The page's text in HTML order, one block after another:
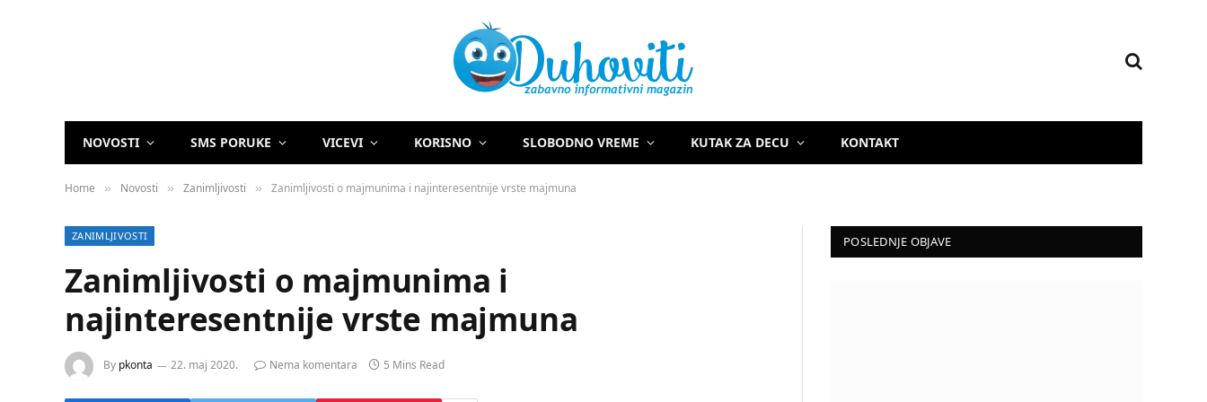
NOVOSTI SMS PORUKE VICEVI KORISNO SLOBODNO VREME KUTAK ZA DECU KONTAKT
Home » Novosti » Zanimljivosti » Zanimljivosti o majmunima i najinteresentnije vrste majmuna
ZANIMLJIVOSTI
Zanimljivosti o majmunima i
najinteresentnije vrste majmuna
By pkonta 22. maj 2020. Nema komentara 5 Mins Read
POSLEDNJE OBJAVE